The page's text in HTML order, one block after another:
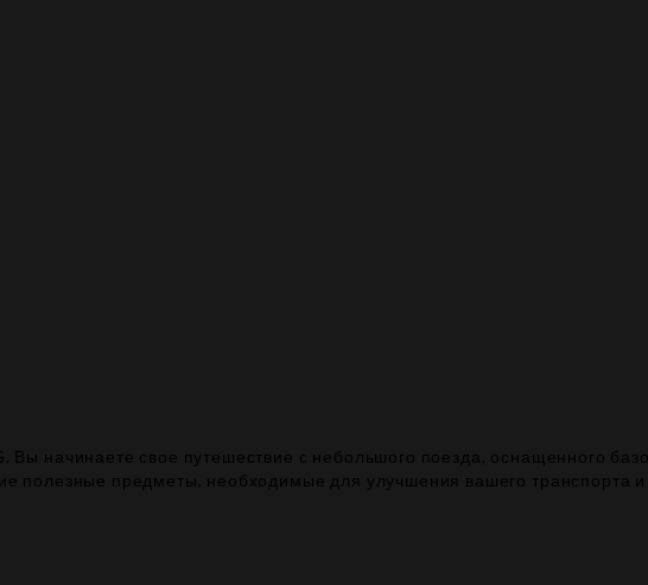
Вы начинаете свое путешествие с небольшого поезда, оснащенного
полезные предметы, необходимые для улучшения вашего транспорта